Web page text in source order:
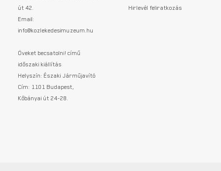
út 42.
Email:
info@kozlekedesimuzeum.hu
Öveket becsatolni! című
időszaki kiállítás
Helyszín: Északi Járműjavító
Cím: 1101 Budapest,
Kőbányai út 24-28.
Hirlevél feliratkozás